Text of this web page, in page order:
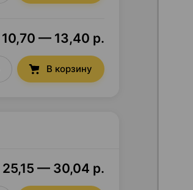
10,70 — 13,40 р.
В корзину
25,15 — 30,04 р.